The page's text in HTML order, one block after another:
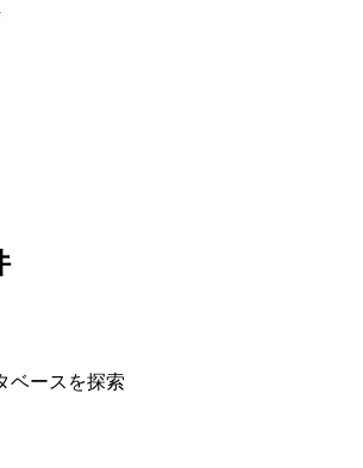
ベースを探索